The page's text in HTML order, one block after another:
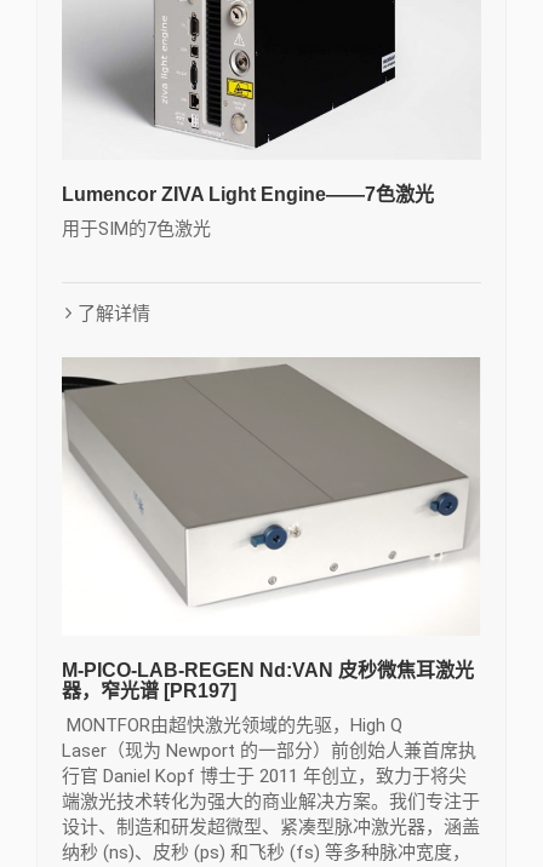
Lumencor ZIVA Light Engine——7色激光
用于SIM的7色激光
了解详情
M-PICO-LAB-REGEN Nd:VAN 皮秒微焦耳激光
器，窄光谱 [PR197]
MONTFOR由超快激光领域的先驱，High Q
Laser（现为 Newport 的一部分）前创始人兼首席执
行官 Daniel Kopf 博士于 2011 年创立，致力于将尖
端激光技术转化为强大的商业解决方案。我们专注于
设计、制造和研发超微型、紧凑型脉冲激光器，涵盖
纳秒 (ns)、皮秒 (ps) 和飞秒 (fs) 等多种脉冲宽度，